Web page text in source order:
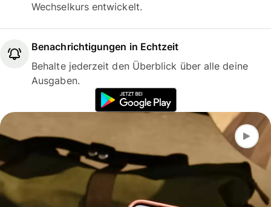
Wechselkurs entwickelt.
Benachrichtigungen in Echtzeit
Behalte jederzeit den Überblick über alle deine
Ausgaben.